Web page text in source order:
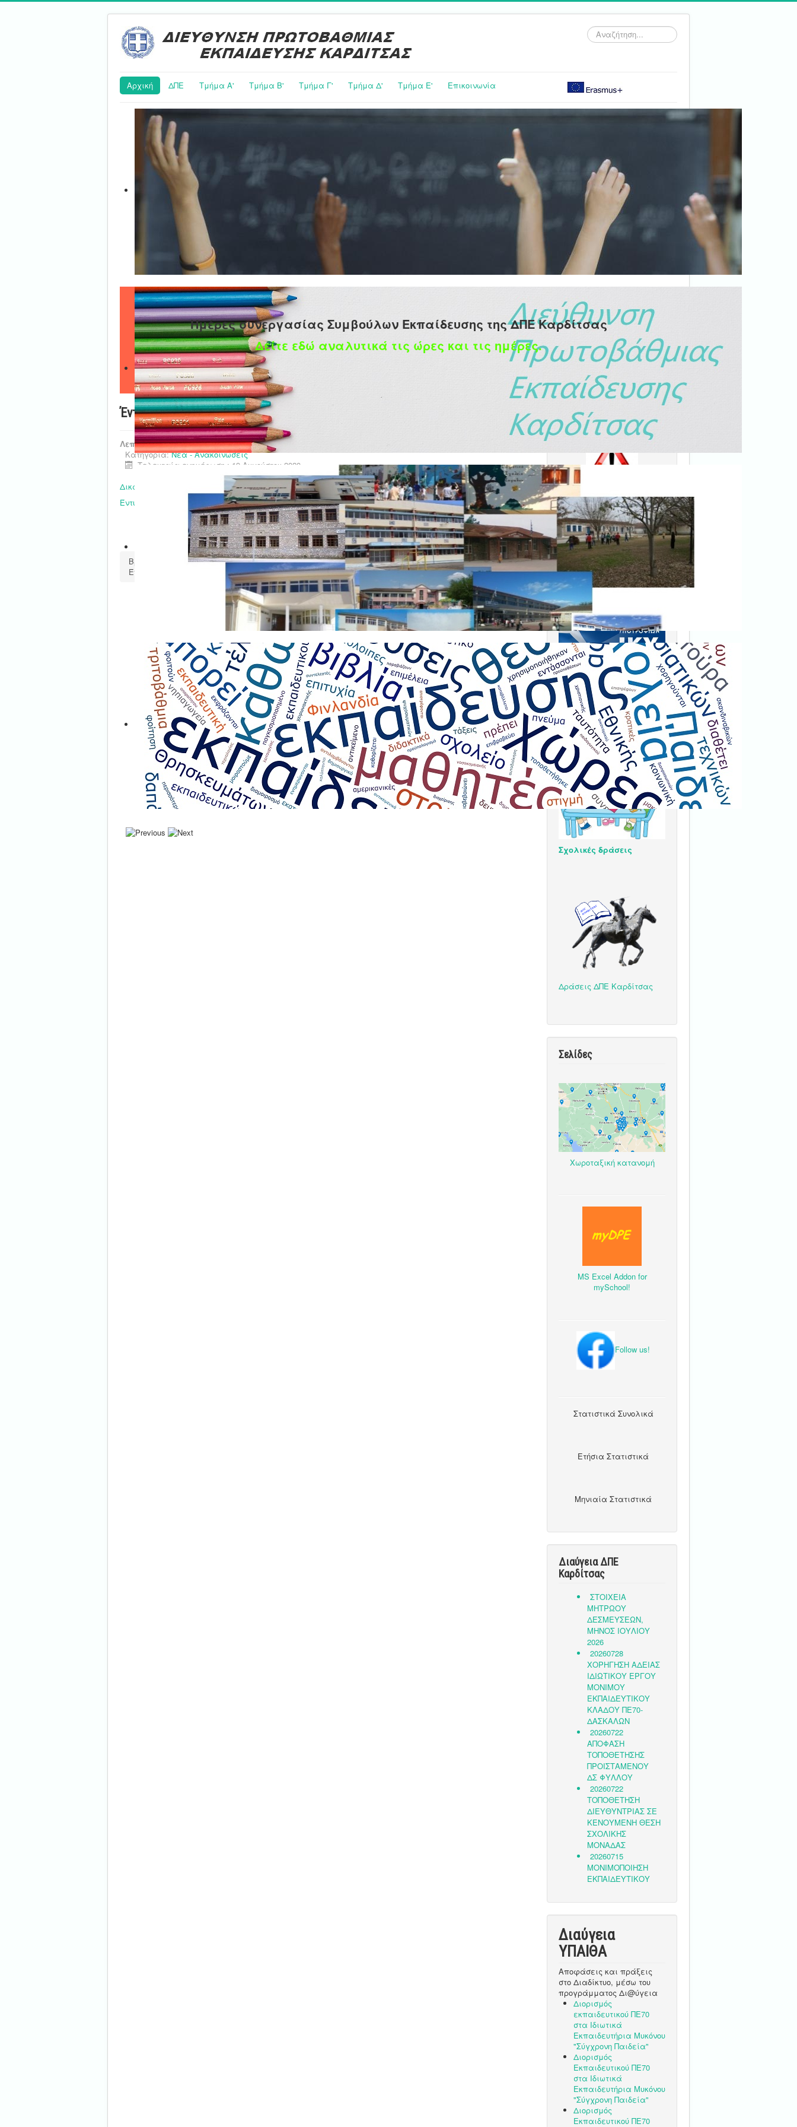
Αναζήτηση...
Αρχική ΔΠΕ Τμήμα Α' Τμήμα Β' Τμήμα Γ' Τμήμα Δ' Τμήμα E' Επικοινωνία
Ημέρες συνεργασίας Συμβούλων Εκπαίδευσης της ΔΠΕ Καρδίτσας
Δείτε εδώ αναλυτικά τις ώρες και τις ημέρες.
Έντυπα και δικαιολογητικά νεοδιόριστων εκπαιδευτικών Ειδικής Αγωγής 2020
Λεπτομέρειες
Κατηγορία:Νέα - Ανακοινώσεις
Τελευταία ενημέρωση : 19 Αυγούστου 2020
Δικαιολογητικά Διορισμού
Έντυπα - Υποδείγματα
Βρίσκεστε εδώ: Αρχική
Νέα-Ανακοινώσεις
Έντυπα και δικαιολογητικά νεοδιόριστων εκπαιδευτικών Ειδικής Αγωγής 2020
Ψηφιακή βεβαίωση
εγγράφου
'Ολα τα έγγραφα προς τις
δημόσιες υπηρεσίες πρέπει
να είναι ψηφιακά
υπογεγραμμένα.
Ξεκινήστε εδώ.
Διαβάστε την αντίστοιχη
νομοθεσίαεδώ
Erasmus+
Σχολικές δράσεις
Δράσεις ΔΠΕ Καρδίτσας
Σελίδες
Χωροταξική κατανομή
MS Excel Addon for
mySchool!
Follow us!
Στατιστικά Συνολικά
Ετήσια Στατιστικά
Μηνιαία Στατιστικά
Διαύγεια ΔΠΕ
Καρδίτσας
Διαύγεια
ΥΠΑΙΘA
Αποφάσεις και πράξεις
στο Διαδίκτυο, μέσω του
προγράμματος Δι@ύγεια
Διορισμός
εκπαιδευτικού ΠΕ70
στα Ιδιωτικά
Εκπαιδευτήρια Μυκόνου
"Σύγχρονη Παιδεία"
Διορισμός
Εκπαιδευτικού ΠΕ70
στα Ιδιωτικά
Εκπαιδευτήρια Μυκόνου
"Σύγχρονη Παιδεία"
Διορισμός
Εκπαιδευτικού ΠΕ70